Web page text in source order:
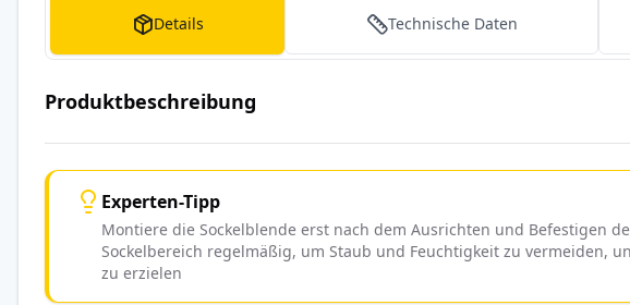
Details Technische Daten
Produktbeschreibung
Experten-Tipp
Montiere die Sockelblende erst nach dem Ausrichten und Befestigen
Sockelbereich regelmäßig, um Staub und Feuchtigkeit zu vermeiden,
zu erzielen